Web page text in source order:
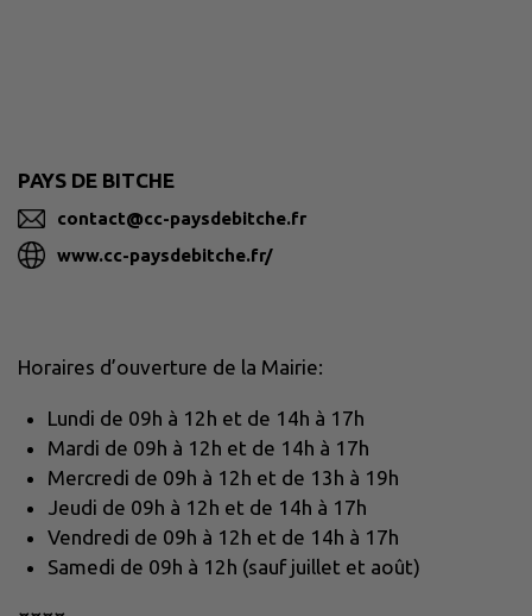
PAYS DE BITCHE
contact@cc-paysdebitche.fr
www.cc-paysdebitche.fr/
Horaires d’ouverture de la Mairie:
Lundi de 09h à 12h et de 14h à 17h
Mardi de 09h à 12h et de 14h à 17h
Mercredi de 09h à 12h et de 13h à 19h
Jeudi de 09h à 12h et de 14h à 17h
Vendredi de 09h à 12h et de 14h à 17h
Samedi de 09h à 12h (sauf juillet et août)